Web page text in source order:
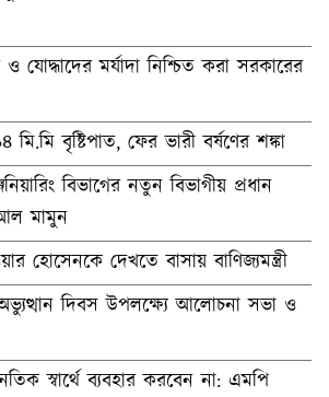
যোদ্ধাদের মর্যাদা নিশ্চিত করা সরকারের
বৃষ্টিপাত, ফের ভারী বর্ষণের শঙ্কা
বিভাগের নতুন বিভাগীয় প্রধান
মামুন
হোসেনকে দেখতে বাসায় বাণিজ্যমন্ত্রী
দিবস উপলক্ষ্যে আলোচনা সভা ও
স্বার্থে ব্যবহার করবেন না: এমপি